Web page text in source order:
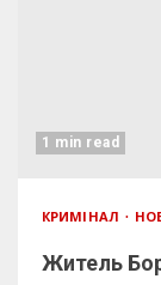
1 min read
КРИМІНАЛ
Житель